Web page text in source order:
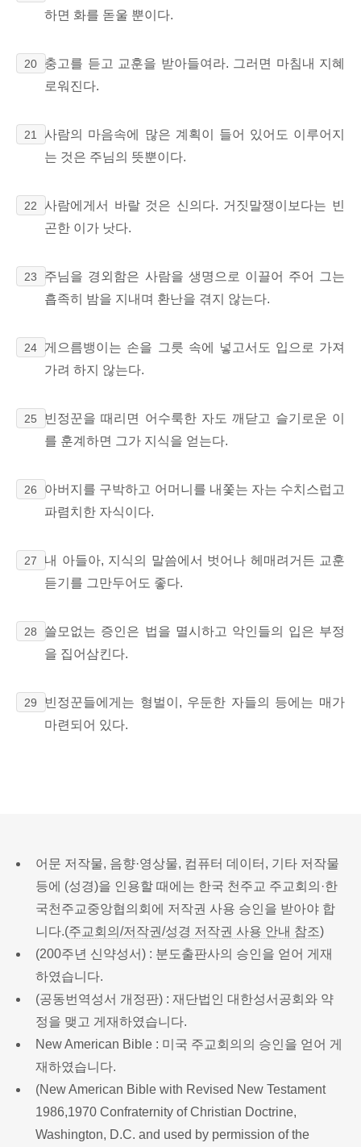
하면 화를 돋울 뿐이다.
20
충고를 듣고 교훈을 받아들여라. 그러면 마침내 지혜
로워진다.
21
사람의 마음속에 많은 계획이 들어 있어도 이루어지
는 것은 주님의 뜻뿐이다.
22 사람에게서 바랄 것은 신의다. 거짓말쟁이보다는 빈
곤한 이가 낫다.
23 주님을 경외함은 사람을 생명으로 이끌어 주어
그는
흡족히 밤을 지내며 환난을 겪지 않는다.
24
게으름뱅이는 손을 그릇 속에 넣고서도 입으로 가져
가려 하지 않는다.
25
빈정꾼을 때리면 어수룩한 자도 깨닫고 슬기로운 이
를 훈계하면 그가 지식을 얻는다.
26
아버지를 구박하고 어머니를 내쫓는 자는 수치스럽고
파렴치한 자식이다.
27
내 아들아, 지식의 말씀에서 벗어나 헤매려거든 교훈
듣기를 그만두어도 좋다.
28
쓸모없는 증인은 법을 멸시하고 악인들의 입은 부정
을 집어삼킨다.
29 빈정꾼들에게는 형벌이, 우둔한 자들의 등에는 매가
마련되어 있다.
어문 저작물, 음향·영상물, 컴퓨터 데이터, 기타 저작물
등에 (성경)을 인용할 때에는 한국 천주교 주교회의·한
국천주교중앙협의회에 저작권 사용 승인을 받아야 합
니다.(주교회의/저작권/성경 저작권 사용 안내 참조)
(200주년 신약성서) : 분도출판사의 승인을 얻어 게재
하였습니다.
(공동번역성서 개정판) : 재단법인 대한성서공회와 약
정을 맺고 게재하였습니다.
New American Bible : 미국 주교회의의 승인을 얻어 게
재하였습니다.
(New American Bible with Revised New Testament
1986,1970 Confraternity of Christian Doctrine,
Washington, D.C. and used by permission of the